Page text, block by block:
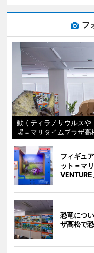
フ
動くティラノサウルス
場＝マリタイムプラザ高
フィギュ
ット＝マ
VENTURE
恐竜につ
ザ高松で